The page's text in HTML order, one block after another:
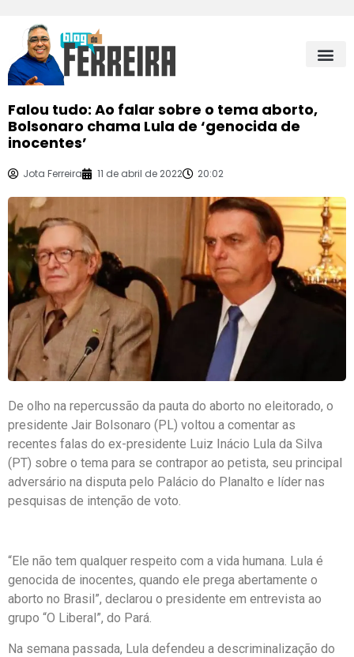
Falou tudo: Ao falar sobre o tema aborto,
Bolsonaro chama Lula de ‘genocida de
inocentes’
Jota Ferreira 11 de abril de 2022 20:02
De olho na repercussão da pauta do aborto no eleitorado, o
presidente Jair Bolsonaro (PL) voltou a comentar as
recentes falas do ex-presidente Luiz Inácio Lula da Silva
(PT) sobre o tema para se contrapor ao petista, seu principal
adversário na disputa pelo Palácio do Planalto e líder nas
pesquisas de intenção de voto.
“Ele não tem qualquer respeito com a vida humana. Lula é
genocida de inocentes, quando ele prega abertamente o
aborto no Brasil”, declarou o presidente em entrevista ao
grupo “O Liberal”, do Pará.
Na semana passada, Lula defendeu a descriminalização do